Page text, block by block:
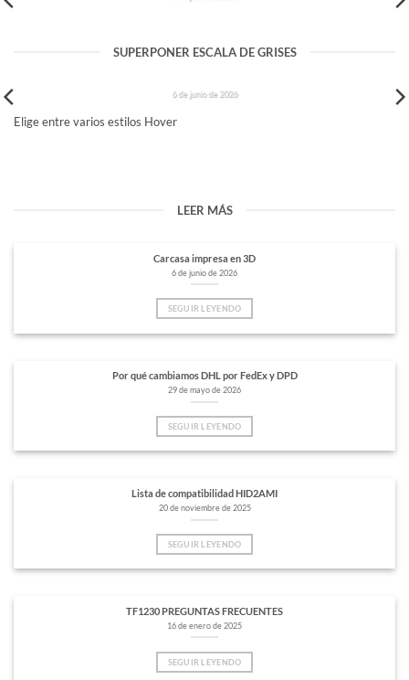
SUPERPONER ESCALA DE GRISES
6 de junio de 2026
Elige entre varios estilos Hover
LEER MÁS
Carcasa impresa en 3D
6 de junio de 2026
SEGUIR LEYENDO
Por qué cambiamos DHL por FedEx y DPD
29 de mayo de 2026
SEGUIR LEYENDO
Lista de compatibilidad HID2AMI
20 de noviembre de 2025
SEGUIR LEYENDO
TF1230 PREGUNTAS FRECUENTES
16 de enero de 2025
SEGUIR LEYENDO